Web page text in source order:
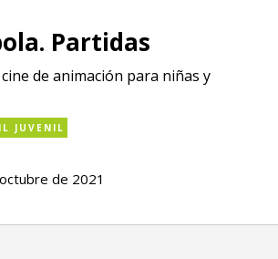
Partidas
de animación para niñas y
JUVENIL
de 2021